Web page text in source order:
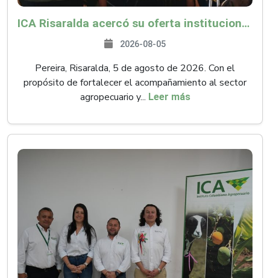
ICA Risaralda acercó su oferta institucional a productores y emprendedores en Expocamello
2026-08-05
Pereira, Risaralda, 5 de agosto de 2026. Con el
propósito de fortalecer el acompañamiento al sector
agropecuario y... Leer más